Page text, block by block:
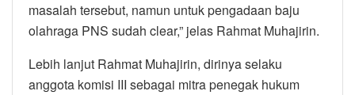
masalah tersebut, namun untuk pengadaan baju
olahraga PNS sudah clear,” jelas Rahmat Muhajirin.
Lebih lanjut Rahmat Muhajirin, dirinya selaku
anggota komisi III sebagai mitra penegak hukum